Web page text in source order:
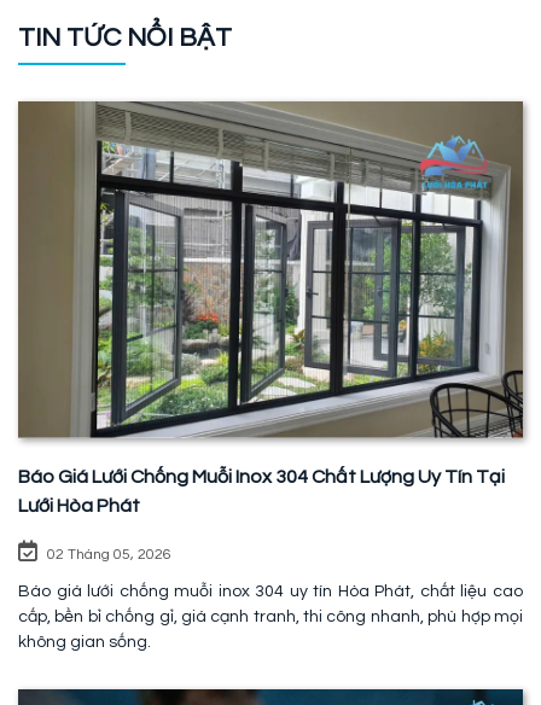
TIN TỨC NỔI BẬT
Báo Giá Lưới Chống Muỗi Inox 304 Chất Lượng Uy Tín Tại
Lưới Hòa Phát
02 Tháng 05, 2026
Báo giá lưới chống muỗi inox 304 uy tín Hòa Phát, chất liệu cao
cấp, bền bỉ chống gỉ, giá cạnh tranh, thi công nhanh, phù hợp mọi
không gian sống.